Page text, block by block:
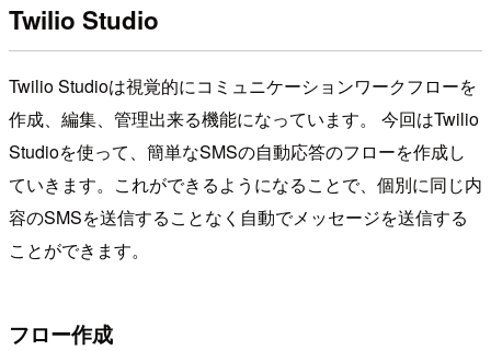
Twilio Studio
Twilio Studioは視覚的にコミュニケーションワークフローを
作成、編集、管理出来る機能になっています。 今回はTwilio
Studioを使って、簡単なSMSの自動応答のフローを作成し
ていきます。これができるようになることで、個別に同じ内
容のSMSを送信することなく自動でメッセージを送信する
ことができます。
フロー作成